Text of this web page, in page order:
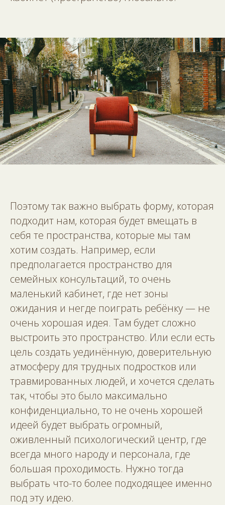
Поэтому так важно выбрать форму, которая
подходит нам, которая будет вмещать в
себя те пространства, которые мы там
хотим создать. Например, если
предполагается пространство для
семейных консультаций, то очень
маленький кабинет, где нет зоны
ожидания и негде поиграть ребёнку — не
очень хорошая идея. Там будет сложно
выстроить это пространство. Или если есть
цель создать уединённую, доверительную
атмосферу для трудных подростков или
травмированных людей, и хочется сделать
так, чтобы это было максимально
конфиденциально, то не очень хорошей
идеей будет выбрать огромный,
оживленный психологический центр, где
всегда много народу и персонала, где
большая проходимость. Нужно тогда
выбрать что-то более подходящее именно
под эту идею.